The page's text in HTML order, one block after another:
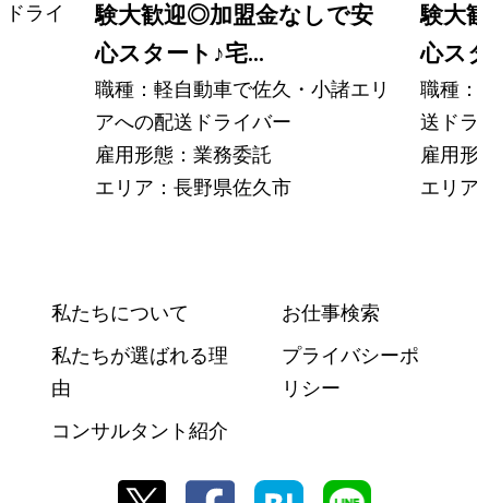
ライ
験大歓迎◎加盟金なしで安
心スタート ♪宅...
職種：軽自動車で佐久・小諸エリ
アへの配送ドライバー
雇用形態：業務委託
エリア：長野県佐久市
験大
心ス
職種：
送ドラ
雇用形
エリア
私たちについて
私たちが選ばれる理
由
コンサルタント紹介
お仕事検索
プライバシーポ
リシー